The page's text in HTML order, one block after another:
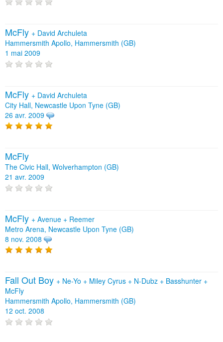
McFly + David Archuleta
Hammersmith Apollo, Hammersmith (GB)
1 mai 2009
McFly + David Archuleta
City Hall, Newcastle Upon Tyne (GB)
26 avr. 2009
McFly
The Civic Hall, Wolverhampton (GB)
21 avr. 2009
McFly + Avenue + Reemer
Metro Arena, Newcastle Upon Tyne (GB)
8 nov. 2008
Fall Out Boy + Ne-Yo + Miley Cyrus + N-Dubz + Basshunter +
McFly
Hammersmith Apollo, Hammersmith (GB)
12 oct. 2008